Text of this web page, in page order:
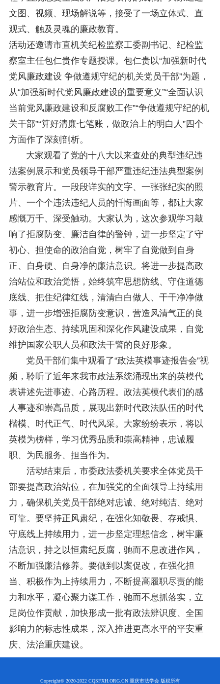
文图、视频、现场解说等，接受了一场立体式、直
观式、触及灵魂的廉政教育。
活动还邀请市直机关纪检监察工委副书记、纪检监
察室主任包仁贵作专题授课。包仁贵以“加强新时代
党风廉政建设 争做遵规守纪的机关党员干部”为题，
从“加强新时代党风廉政建设的重要意义”“全面认识
当前党风廉政建设和反腐败工作”“争做遵规守纪的机
关干部”“算好清廉七笔账，做政治上的明白人”四个
方面作了深刻剖析。
大家观看了党的十八大以来查处的典型违纪违
法案例展示和党员领导干部严重违纪违法典型案例
警示教育片。一段段详实的文字、一张张纪实的照
片、一个个违法违纪人员的忏悔画面等，都让大家
感慨万千、深受触动。大家认为，这次参观学习敲
响了拒腐防变、廉洁自律的警钟，进一步坚定了守
初心、担使命的政治自觉，树牢了自觉做到自身
正、自身硬、自身净的廉洁意识。将进一步提高政
治站位和政治觉悟，始终筑牢思想防线、守住道德
底线、把住纪律红线，清清白白做人、干干净净做
事，进一步增强拒腐防变意识，营造风清气正的良
好政治生态、持续巩固和深化作风建设成果，自觉
维护国家公职人员和政法干警的良好形象。
党员干部们集中观看了“政法英模事迹报告会”视
频，聆听了近年来我市政法系统涌现出来的英模代
表讲述先进事迹、心路历程。政法英模代表们的感
人事迹和崇高品质，展现出新时代政法队伍的时代
楷模、时代正气、时代风采。大家纷纷表示，将以
英模为榜样，学习优秀品质和崇高精神，忠诚履
职、为民服务、担当作为。
活动结束后，市委政法委机关要求全体党员干
部要提高政治站位，在加强党的全面领导上持续用
力，确保机关党员干部绝对忠诚、绝对纯洁、绝对
可靠。要坚持正风肃纪，在强化知敬畏、存戒惧、
守底线上持续用力，进一步坚定理想信念，树牢廉
洁意识，持之以恒肃纪反腐，驰而不息改进作风，
不断加强廉洁修养。要做到以案促改，在强化担
当、积极作为上持续用力，不断提高履职尽责的能
力和水平，凝心聚力谋工作，驰而不息抓落实，立
足岗位作贡献，加快形成一批有政法辨识度、全国
影响力的标志性成果，深入推进更高水平的平安重
庆、法治重庆建设。
Copyright© 2020-2022 CQSFXH.ORG.CN 重庆市法学会 版权所有